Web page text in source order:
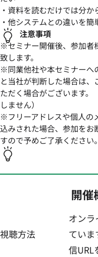
・資料を読むだけでは分か
・他システムとの違いを簡
注意事項
※セミナー開催後、参加者
致します。
※同業他社や本セミナーへ
と当社が判断した場合は
ただく場合がございます。
しません）
※フリーアドレスや個人の
込みされた場合、参加をお
すので予めご了承ください。
開催
視聴方法
オンラ
ていま
信URL